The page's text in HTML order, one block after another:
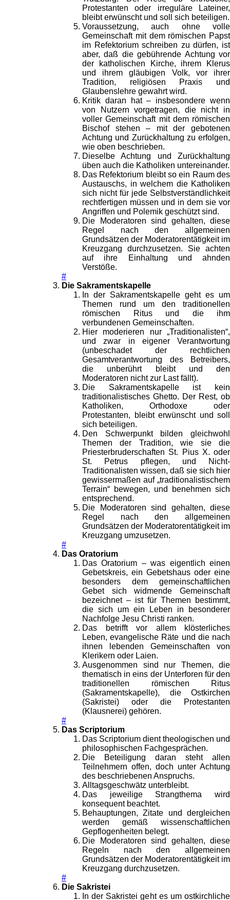
Protestanten oder irreguläre Lateiner,
bleibt erwünscht und soll sich beteiligen.
Voraussetzung, auch ohne volle
Gemeinschaft mit dem römischen Papst
im Refektorium schreiben zu dürfen, ist
aber, daß die gebührende Achtung vor
der katholischen Kirche, ihrem Klerus
und ihrem gläubigen Volk, vor ihrer
Tradition, religiösen Praxis und
Glaubenslehre gewahrt wird.
Kritik daran hat – insbesondere wenn
von Nutzern vorgetragen, die nicht in
voller Gemeinschaft mit dem römischen
Bischof stehen – mit der gebotenen
Achtung und Zurückhaltung zu erfolgen,
wie oben beschrieben.
Dieselbe Achtung und Zurückhaltung
üben auch die Katholiken untereinander.
Das Refektorium bleibt so ein Raum des
Austauschs, in welchem die Katholiken
sich nicht für jede Selbstverständlichkeit
rechtfertigen müssen und in dem sie vor
Angriffen und Polemik geschützt sind.
Die Moderatoren sind gehalten, diese
Regel nach den allgemeinen
Grundsätzen der Moderatorentätigkeit im
Kreuzgang durchzusetzen. Sie achten
auf ihre Einhaltung und ahnden
Verstöße.
#
Die Sakramentskapelle
In der Sakramentskapelle geht es um
Themen rund um den traditionellen
römischen Ritus und die ihm
verbundenen Gemeinschaften.
Hier moderieren nur „Traditionalisten“,
und zwar in eigener Verantwortung
(unbeschadet der rechtlichen
Gesamtverantwortung des Betreibers,
die unberührt bleibt und den
Moderatoren nicht zur Last fällt).
Die Sakramentskapelle ist kein
traditionalistisches Ghetto. Der Rest, ob
Katholiken, Orthodoxe oder
Protestanten, bleibt erwünscht und soll
sich beteiligen.
Den Schwerpunkt bilden gleichwohl
Themen der Tradition, wie sie die
Priesterbruderschaften St. Pius X. oder
St. Petrus pflegen, und Nicht-
Traditionalisten wissen, daß sie sich hier
gewissermaßen auf „traditionalistischem
Terrain“ bewegen, und benehmen sich
entsprechend.
Die Moderatoren sind gehalten, diese
Regel nach den allgemeinen
Grundsätzen der Moderatorentätigkeit im
Kreuzgang umzusetzen.
#
Das Oratorium
Das Oratorium – was eigentlich einen
Gebetskreis, ein Gebetshaus oder eine
besonders dem gemeinschaftlichen
Gebet sich widmende Gemeinschaft
bezeichnet – ist für Themen bestimmt,
die sich um ein Leben in besonderer
Nachfolge Jesu Christi ranken.
Das betrifft vor allem klösterliches
Leben, evangelische Räte und die nach
ihnen lebenden Gemeinschaften von
Klerikern oder Laien.
Ausgenommen sind nur Themen, die
thematisch in eins der Unterforen für den
traditionellen römischen Ritus
(Sakramentskapelle), die Ostkirchen
(Sakristei) oder die Protestanten
(Klausnerei) gehören.
#
Das Scriptorium
Das Scriptorium dient theologischen und
philosophischen Fachgesprächen.
Die Beteiligung daran steht allen
Teilnehmern offen, doch unter Achtung
des beschriebenen Anspruchs.
Alltagsgeschwätz unterbleibt.
Das jeweilige Strangthema wird
konsequent beachtet.
Behauptungen, Zitate und dergleichen
werden gemäß wissenschaftlichen
Gepflogenheiten belegt.
Die Moderatoren sind gehalten, diese
Regeln nach den allgemeinen
Grundsätzen der Moderatorentätigkeit im
Kreuzgang durchzusetzen.
#
Die Sakristei
In der Sakristei geht es um ostkirchliche